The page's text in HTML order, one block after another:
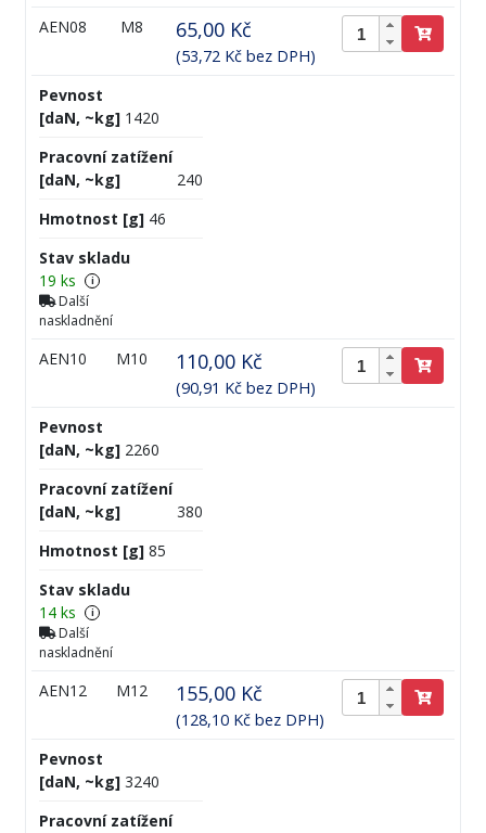
AEN08 M8 65,00 Kč
(53,72 Kč bez DPH)
Pevnost
[daN, ~kg] 1420
Pracovní zatížení
[daN, ~kg]
240
Hmotnost [g] 46
Stav skladu
19 ks
i
Další
naskladnění
AEN10 M10 110,00 Kč
(90,91 Kč bez DPH)
Pevnost
[daN, ~kg] 2260
Pracovní zatížení
[daN, ~kg]
380
Hmotnost [g] 85
Stav skladu
14 ks
i
Další
naskladnění
AEN12 M12 155,00 Kč
(128,10 Kč bez DPH)
Pevnost
[daN, ~kg] 3240
Pracovní zatížení